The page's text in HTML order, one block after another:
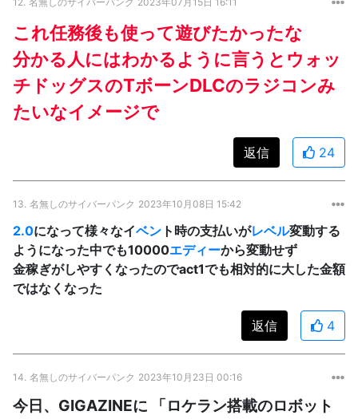
これ任務後も使って遊びたかったな
分かる人にはわかるように言うとウォッ
チドッグスのTボーンDLCのラジコンみ
たいなイメージで
返信 24
13. 名無しのサイバーパンク 2023年10月08日 15:42
2.0になって様々なイベン ト時の支払いがレベル変動する
ようになった中でも10000エディーから変動せず
金稼ぎがしやすくなったのでact1でも相対的に大した金額
ではなくなった
返信 4
14. 名無しのサイバーパンク 2023年10月23日 00:16
今日、GIGAZINEに 「ロケラン搭載のロボット